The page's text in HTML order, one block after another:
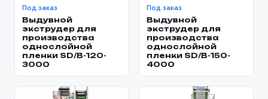
Под заказ
Выдувной
экструдер для
производства
однослойной
пленки SD/B-120-
3000
Под заказ
Выдувной
экструдер для
производства
однослойной
пленки SD/B-150-
4000